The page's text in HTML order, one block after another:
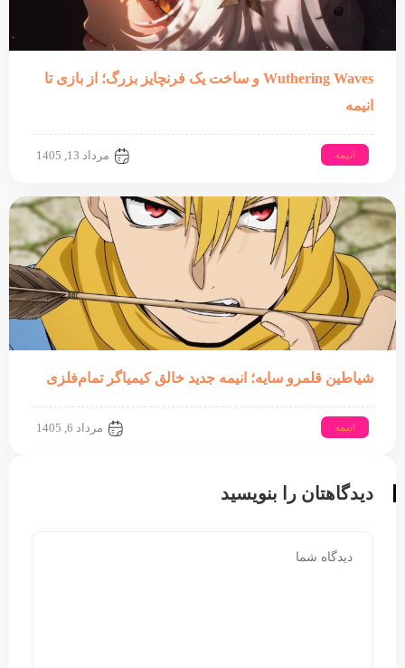
Wuthering Waves و ساخت یک فرنچایز بزرگ؛ از بازی تا
انیمه
انیمه مرداد 13, 1405
شیاطین قلمرو سایه؛ انیمه جدید خالق کیمیاگر تمام‌فلزی
انیمه مرداد 6, 1405
دیدگاهتان را بنویسید